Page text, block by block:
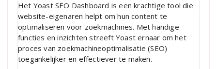
Het Yoast SEO Dashboard is een krachtige tool die
website-eigenaren helpt om hun content te
optimaliseren voor zoekmachines. Met handige
functies en inzichten streeft Yoast ernaar om het
proces van zoekmachineoptimalisatie (SEO)
toegankelijker en effectiever te maken.